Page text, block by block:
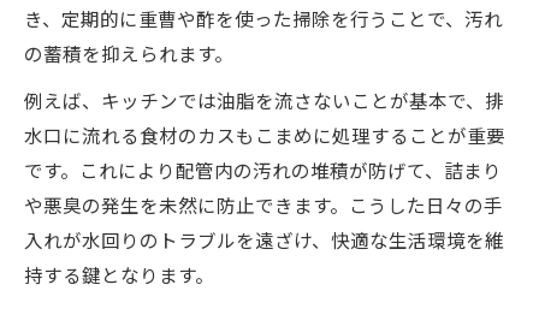
慣
水回りメンテナンスで配管の劣化リスクを
下げる
家庭配管予防策で家族の健康と快適さも守
る
毎日の工夫で配管トラブルを未然に防ぐコツ
水回りメンテナンス習慣で配管トラブルを
回避
き、定期的に重曹や酢を使った掃除を行うことで、汚れ
の蓄積を抑えられます。
例えば、キッチンでは油脂を流さないことが基本で、排
水口に流れる食材のカスもこまめに処理することが重要
です。これにより配管内の汚れの堆積が防げて、詰まり
や悪臭の発生を未然に防止できます。こうした日々の手
入れが水回りのトラブルを遠ざけ、快適な生活環境を維
持する鍵となります。